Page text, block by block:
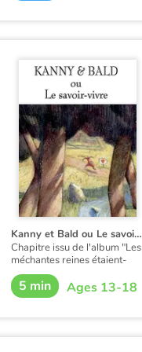
Kanny et Bald ou Le savoir vivre
Chapitre issu de l'album "Les
méchantes reines étaient-
elles de gentilles princesses
?" de Grégoire Kocjan et Léo
Méar
5 min Ages 13-18